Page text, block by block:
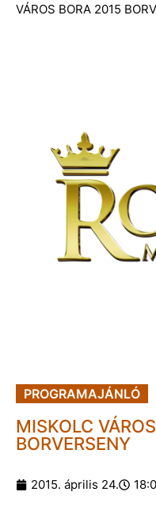
VÁROS BORA 2015
PROGRAMAJÁNLÓ
MISKOLC
BORVERSENY
2015. április 24.